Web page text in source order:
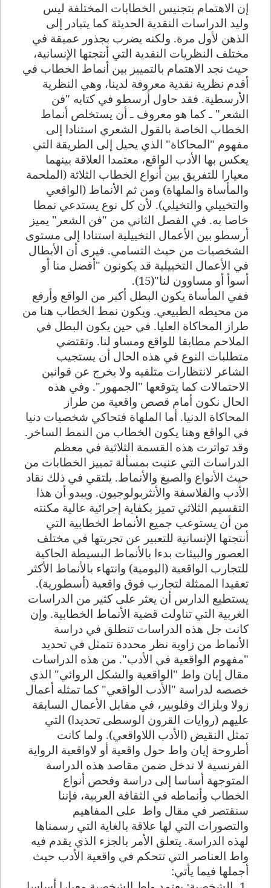
إن الاهتمام بتجنيس الخطابات المختلفة ليس
وليد الدراسات النقدية الحديثة كما يتبادر إلى
الذهن لأول مرة. ولكنه يضرب بجذور عميقة في
مختلف النظريات النقدية التي أنتجتها الإنسانية،
حيث نجد الاهتمام بالتمييز بين أنماط الخطاب في
أقدم نظرية نقدية معروفة لدينا، وهي النظرية
الأرسطية. فقد حاول أرسطو في كتابه "فن
الشعر" ـ كما هو معروف ـ أن يستخلص أنماط
الخطاب الخاصة بالقول الشعري استنادا إلى
مفهوم "المحاكاة" الذي يحيل إلى الطريقة التي
يعكس بها الأدب الواقع، معتمدا العلاقة بينهما
معيارا للتفريق بين أنواع الخطاب الثلاثة (الملحمة
والمأساة والملهاة) ومن ثم الأنماط (الواقعي
والتخييلي والتخيلي). لأن كل نوع يستدعي نمطا
خاصا به. في الفصل الثاني من "فن الشعر" يميز
أرسطو بين الأعمال التخييلية استنادا إلى مستوى
الشخصيات من حيث التسامي. فيرى أن الأبطال
في الأعمال التخييلية قد يكونون "أفضل منا أو
أسوأ أو مساوون لنا"(15).
ففي المأساة يكون البطل أكبر من الواقع وأرفع
من محيطه الطبيعي. ويكون نمط الخطاب هنا من
طراز المحاكاة العليا. في حين يكون البطل في
الملاحم مطابقا للواقع ومساو لنا. وتقتضي
متطلبات النوع في هذه الحال أن يستجيب
الشاعر لانتظارات متلقيه ولا يخرج عن قوانين
الاحتمالات كما يتوقعها "الجمهور". وفي هذه
الحال نكون أمام قصص واقعية من طراز
المحاكاة الدنيا. أما الملهاة فتحاكي شخصيات دنيا
في الواقع وهنا يكون الخطاب من النمط الساخر .
وقد تواترت هذه القسمة الثلاثية في معظم
الدراسات التي عنيت بمسألة تمييز الخطابات من
حيث الأنواع والصيغ والأنماط. يلتقي في ذلك نقاد
الأدب والفلاسفة والأنثربولوجيون. ويبدو أن هذا
التقسيم الثلاثي تميز بكفاية إجرائية عالية مكنته
من أن يستوعب جميع الأنماط الخطابية التي
أنتجتها الإنسانية للتعبير عن تجربتها في مختلف
العصور والبيئات بدءا بالأنماط البسيطة الحاكية
للتجارب الواقعية (اليومية) وانتهاء بالأنماط الأكثر
تعقيدا الممثلة لتجارب فوق واقعية (أسطورية).
يستطيع الدارس أن يعثر على كثير من الدراسات
الغربية التي تناولت قضية الأنماط الخطابية. وإن
كانت جل هذه الدراسات تنطلق في دراسة
الأنماط من زاوية نظر محددة تتمثل في تحديد
"مفهوم الواقعية في الأدب". من هذه الدراسات
مقال إيان واط "الواقعية والشكل الروائي" الذي
خصصه لدراسة "الأدب الواقعي" كما تمثله أعمال
زولا وبلزاك وفلوبير، في مقابل الأعمال السابقة
عليهم (روايات القرون الوسطى تحديدا) التي
تمثل النقيض (الأدب اللاواقعي). ولما كانت
أطروحة إيان واط حول واقعية أو لاواقعية الرواية
الفرنسية لا تدخل ضمن مقاصد هذه الدراسة
المتوجهة أساسا إلى دراسة وفحص أنواع
الخطاب وأنماطه في الثقافة العربية، فإننا
سنقتصر في مقال واط على المفاهيم
والتصورات التي لها علاقة بالغاية التي رسمناها
لهذه الدراسة. يتعلق الأمر بالجزء الذي يقدم فيه
واط العناصر التي تتحكم في واقعية الأدب حيث
أجملها فيما يأتي: